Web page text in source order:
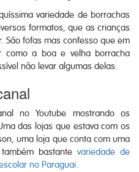
variedade de borrachas
formatos, que as crianças
São fofas mas confesso que em
como a boa e velha borracha
não levar algumas delas.
no Youtube mostrando os
das lojas que estava com os
uma loja que conta com uma
bastantevariedade de
no Paraguai.